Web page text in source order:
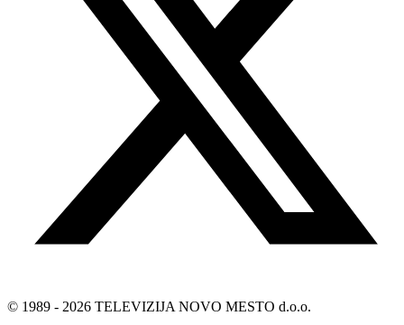
© 1989 - 2026 TELEVIZIJA NOVO MESTO d.o.o.